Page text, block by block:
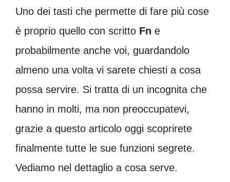
Uno dei tasti che permette di fare più cose
è proprio quello con scritto Fn e
probabilmente anche voi, guardandolo
almeno una volta vi sarete chiesti a cosa
possa servire. Si tratta di un incognita che
hanno in molti, ma non preoccupatevi,
grazie a questo articolo oggi scoprirete
finalmente tutte le sue funzioni segrete.
Vediamo nel dettaglio a cosa serve.